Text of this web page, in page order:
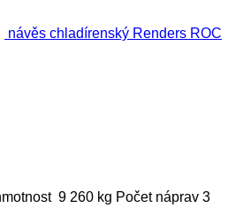
návěs chladírenský Renders ROC
9 260 kg Počet náprav 3